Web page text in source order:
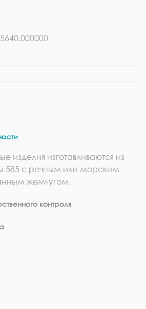
изделия изготавливаются из
585 с речным или морским
жемчугом.
контроля